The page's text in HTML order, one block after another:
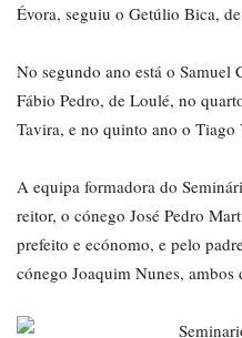
Évora, seguiu o Getúlio Bica,
No segundo ano está o Samuel
Fábio Pedro, de Loulé, no
Tavira, e no quinto ano o
A equipa formadora do
reitor, o cónego José Pedro
prefeito e ecónomo, e pelo
cónego Joaquim Nunes, ambos